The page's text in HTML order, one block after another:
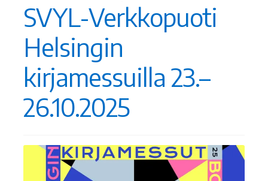
SVYL-Verkkopuoti
Helsingin
kirjamessuilla 23.–
26.10.2025